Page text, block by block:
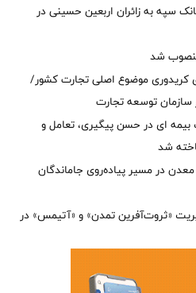
به زائران اربعین حسینی در
شد
موضوع اصلی تجارت کشور/
سازمان توسعه تجارت
ای در حسن پیگیری، تعامل و
شد
در مسیر پیاده‌روی جاماندگان
«ثروت‌آفرین تمدن» و «آتیمس» در